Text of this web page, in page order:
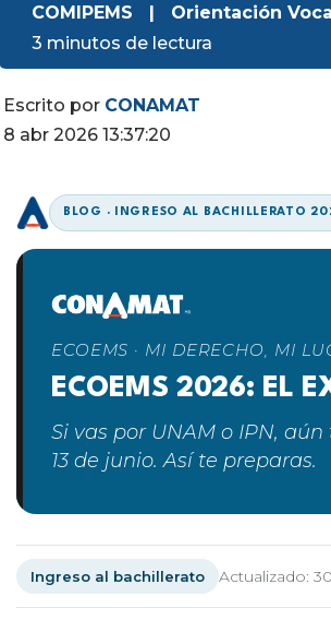
COMIPEMS | Orientación
3 minutos de lectura
Escrito por CONAMAT
8 abr 2026 13:37:20
BLOG · INGRESO AL BACHILLERATO
ECOEMS · MI DERECHO, MI
ECOEMS 2026: EL
Si vas por UNAM o IPN,
13 de junio. Así te preparas.
Ingreso al bachillerato Actualizado: